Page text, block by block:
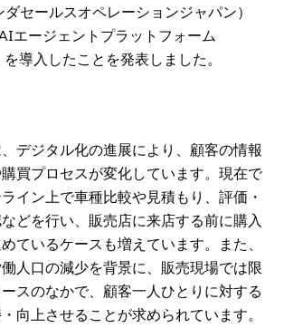
セールスオペレーションジャパン）
エージェントプラットフォーム
を導入したことを発表しました。
デジタル化の進展により、顧客の情報
買プロセスが変化しています。現在で
イン上で車種比較や見積もり、評価・
どを行い、販売店に来店する前に購入
ているケースも増えています。また、
人口の減少を背景に、販売現場では限
スのなかで、顧客一人ひとりに対する
向上させることが求められています。